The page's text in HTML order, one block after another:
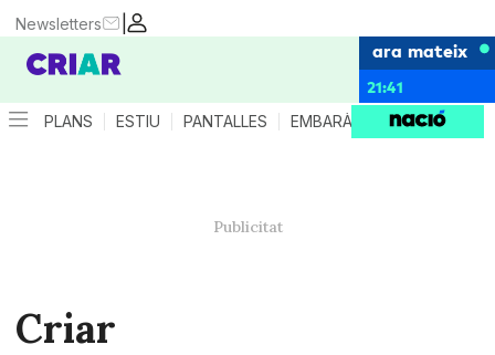
|
Newsletters
ara mateix
21:41
PLANS ESTIU PANTALLES EMBARÀS CRIANÇA
Criar